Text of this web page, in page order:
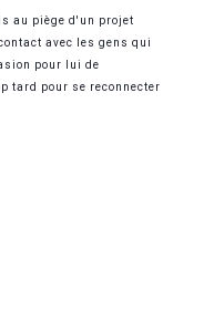
au piège d'un projet
avec les gens qui
pour lui de
tard pour se reconnecter